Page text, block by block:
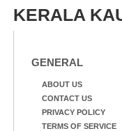
പട്ടേൽ
എം. അക്ഷതയുടെ
അവതരിപ്പിച്ച ലയ
KERALA
GENERAL
ABOUT US
CONTACT US
PRIVACY POLICY
TERMS OF SERVICE